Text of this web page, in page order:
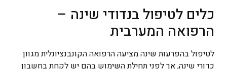
כלים לטיפול בנדודי שינה –
הרפואה המערבית
לטיפול בהפרעות שינה מציעה הרפואה הקונבנציונלית מגוון
כדורי שינה, אך לפני תחילת השימוש בהם יש לקחת בחשבון